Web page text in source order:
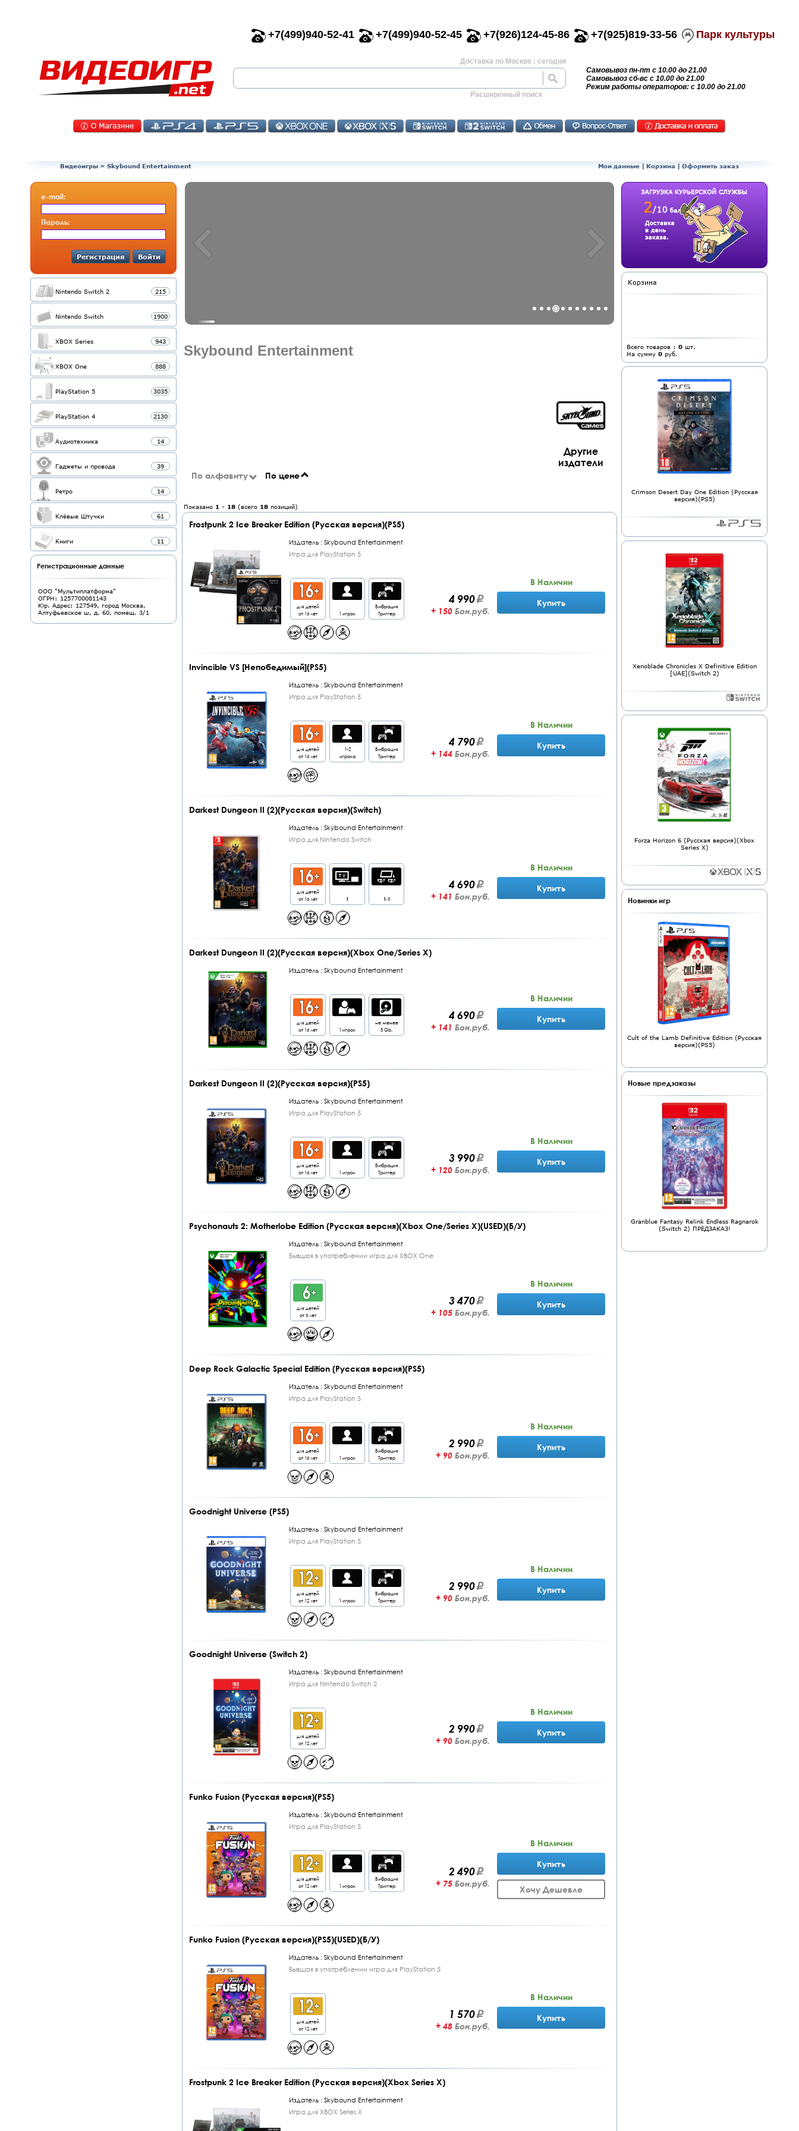
+7(499)940-52-41 +7(499)940-52-45 +7(926)124-45-86 +7(925)819-33-56 Парк культуры
Доставка по Москве : сегодня
Расширенный поиск
Самовывоз пн-пт с 10.00 до 21.00
Самовывоз сб-вс с 10.00 до 21.00
Режим работы операторов: с 10.00 до 21.00
Видеоигры » Skybound Entertainment Мои данные | Корзина | Оформить заказ
e-mail:
Пароль:
Регистрация Войти
Nintendo Switch 2 215
Nintendo Switch 1900
XBOX Series 943
XBOX One 888
PlayStation 5 3035
PlayStation 4 2130
Аудиотехника 14
Гаджеты и провода 39
Ретро 14
Клёвые Штучки 61
Книги 11
Регистрационные данные
ООО "Мультиплатформа"
ОГРН: 1257700081143
Юр. Адрес: 127549, город Москва,
Алтуфьевское ш, д. 60, помещ. 3/1
Skybound Entertainment
Другие
издатели
По алфавиту По цене
Показано 1 - 18 (всего 18 позиций)
Frostpunk 2 Ice Breaker Edition (Русская версия)(PS5)
Издатель :Skybound Entertainment
Игра для PlayStation 5
для детей
от 16 лет
1 игрок
Вибрация
Триггер
4 990
+ 150 Бон.руб.
В Наличии
Купить
Invincible VS [Непобедимый](PS5)
Издатель :Skybound Entertainment
Игра для PlayStation 5
для детей
от 16 лет
1-2
игрока
Вибрация
Триггер
4 790
+ 144 Бон.руб.
В Наличии
Купить
Darkest Dungeon II (2)(Русская версия)(Switch)
Издатель :Skybound Entertainment
Игра для Nintendo Switch
для детей
от 16 лет
1 1-1
4 690
+ 141 Бон.руб.
В Наличии
Купить
Darkest Dungeon II (2)(Русская версия)(Xbox One/Series X)
Издатель :Skybound Entertainment
для детей
от 16 лет
1 игрок
не менее
5 Gb.
4 690
+ 141 Бон.руб.
В Наличии
Купить
Darkest Dungeon II (2)(Русская версия)(PS5)
Издатель :Skybound Entertainment
Игра для PlayStation 5
для детей
от 16 лет
1 игрок
Вибрация
Триггер
3 990
+ 120 Бон.руб.
В Наличии
Купить
Psychonauts 2: Motherlobe Edition (Русская версия)(Xbox One/Series X)(USED)(Б/У)
Издатель :Skybound Entertainment
Бывшая в употреблении игра для XBOX One
для детей
от 6 лет
3 470
+ 105 Бон.руб.
В Наличии
Купить
Deep Rock Galactic Special Edition (Русская версия)(PS5)
Издатель :Skybound Entertainment
Игра для PlayStation 5
для детей
от 16 лет
1 игрок
Вибрация
Триггер
2 990
+ 90 Бон.руб.
В Наличии
Купить
Goodnight Universe (PS5)
Издатель :Skybound Entertainment
Игра для PlayStation 5
для детей
от 12 лет
1 игрок
Вибрация
Триггер
2 990
+ 90 Бон.руб.
В Наличии
Купить
Goodnight Universe (Switch 2)
Издатель :Skybound Entertainment
Игра для Nintendo Switch 2
для детей
от 12 лет
2 990
+ 90 Бон.руб.
В Наличии
Купить
Funko Fusion (Русская версия)(PS5)
Издатель :Skybound Entertainment
Игра для PlayStation 5
для детей
от 12 лет
1 игрок
Вибрация
Триггер
2 490
+ 75 Бон.руб.
В Наличии
Купить
Хочу Дешевле
Funko Fusion (Русская версия)(PS5)(USED)(Б/У)
Издатель :Skybound Entertainment
Бывшая в употреблении игра для PlayStation 5
для детей
от 12 лет
1 570
+ 48 Бон.руб.
В Наличии
Купить
Frostpunk 2 Ice Breaker Edition (Русская версия)(Xbox Series X)
Издатель :Skybound Entertainment
Игра для XBOX Series X
Корзина
Всего товаров : 0 шт.
На сумму 0 руб.
Crimson Desert Day One Edition (Русская
версия)(PS5)
Xenoblade Chronicles X Definitive Edition
[UAE](Switch 2)
Forza Horizon 6 (Русская версия)(Xbox
Series X)
Новинки игр
Cult of the Lamb Definitive Edition (Русская
версия)(PS5)
Новые предзаказы
Granblue Fantasy Relink Endless Ragnarok
(Switch 2) ПРЕДЗАКАЗ!